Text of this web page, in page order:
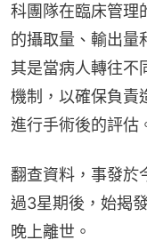
科團隊在臨床管理
的攝取量、輸出量
其是當病人轉往不
機制，以確保負責
進行手術後的評估
翻查資料，事發於
過3星期後，始揭
晚上離世。